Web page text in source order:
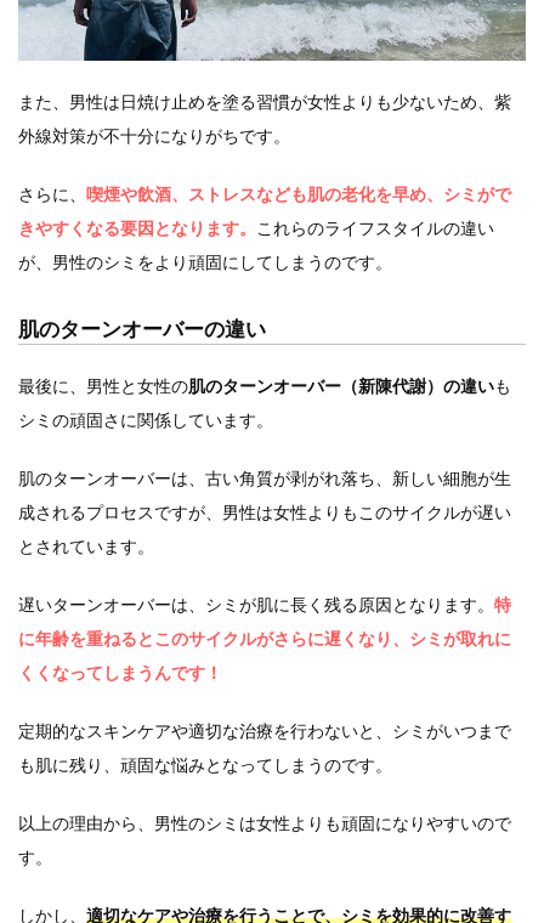
また、男性は日焼け止めを塗る習慣が女性よりも少ないため、紫
外線対策が不十分になりがちです。
さらに、
喫煙や飲酒、ストレスなども肌の老化を早め、シミがで
きやすくなる要因となります。
これらのライフスタイルの違い
が、男性のシミをより頑固にしてしまうのです。
肌のターンオーバーの違い
最後に、男性と女性の肌のターンオーバー（新陳代謝）の違いも
シミの頑固さに関係しています。
肌のターンオーバーは、古い角質が剥がれ落ち、新しい細胞が生
成されるプロセスですが、男性は女性よりもこのサイクルが遅い
とされています。
遅いターンオーバーは、シミが肌に長く残る原因となります。 特
に年齢を重ねるとこのサイクルがさらに遅くなり、シミが取れに
くくなってしまうんです！
定期的なスキンケアや適切な治療を行わないと、シミがいつまで
も肌に残り、頑固な悩みとなってしまうのです。
以上の理由から、男性のシミは女性よりも頑固になりやすいので
す。
しかし、 適切なケアや治療を行うことで、シミを効果的に改善す